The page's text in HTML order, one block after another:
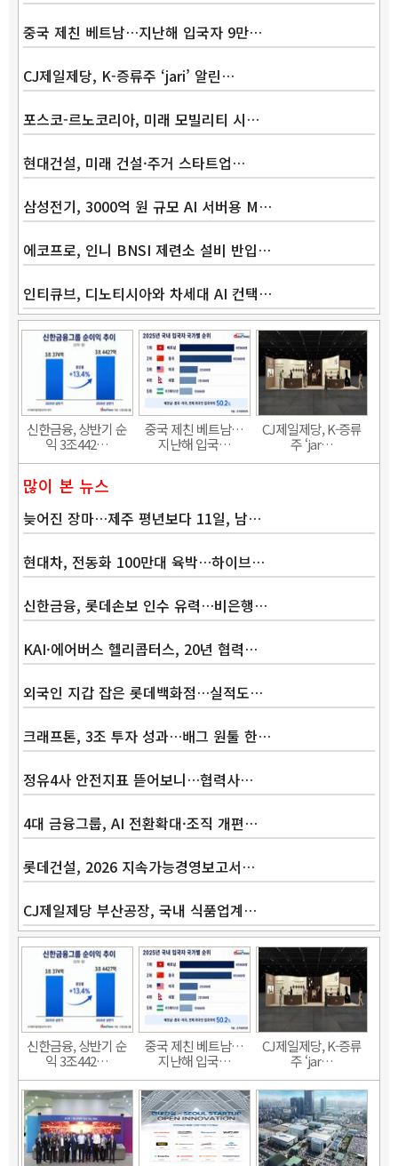
중국 제친 베트남…지난해 입국자 9만…
CJ제일제당, K-증류주 ‘jari’ 알린…
포스코-르노코리아, 미래 모빌리티 시…
현대건설, 미래 건설·주거 스타트업…
삼성전기, 3000억 원 규모 AI 서버용 M…
에코프로, 인니 BNSI 제련소 설비 반입…
인티큐브, 디노티시아와 차세대 AI 컨택…
신한금융, 상반기 순
익 3조442…
중국 제친 베트남…
지난해 입국…
CJ제일제당, K-증류
주 ‘jar…
많이 본 뉴스
늦어진 장마…제주 평년보다 11일, 남…
현대차, 전동화 100만대 육박…하이브…
신한금융, 롯데손보 인수 유력…비은행…
KAI·에어버스 헬리콥터스, 20년 협력…
외국인 지갑 잡은 롯데백화점…실적도…
크래프톤, 3조 투자 성과…배그 원툴 한…
정유4사 안전지표 뜯어보니…협력사…
4대 금융그룹, AI 전환확대·조직 개편…
롯데건설, 2026 지속가능경영보고서…
CJ제일제당 부산공장, 국내 식품업계…
신한금융, 상반기 순
익 3조442…
중국 제친 베트남…
지난해 입국…
CJ제일제당, K-증류
주 ‘jar…